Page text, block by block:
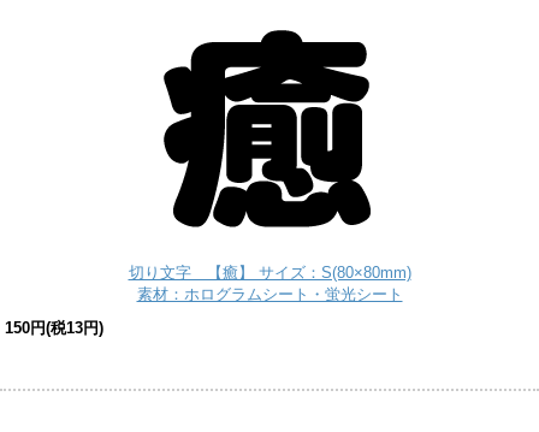
切り文字 【癒】 サイズ：S(80×80mm)
素材：ホログラムシート・蛍光シート
150円(税13円)